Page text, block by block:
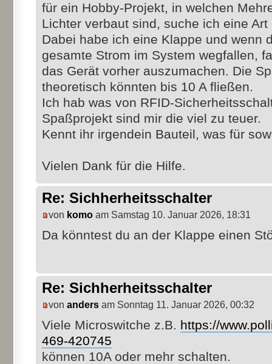
für ein Hobby-Projekt, in welchen
Lichter verbaut sind, suche ich eine
Dabei habe ich eine Klappe und wenn
gesamte Strom im System wegfallen,
das Gerät vorher auszumachen. Die
theoretisch könnten bis 10 A fließen.
Ich hab was von RFID-
Spaßprojekt sind mir die viel zu teuer.
Kennt ihr irgendein Bauteil, was für
Vielen Dank für die Hilfe.
Re: Sichherheitsschalter
von komo am Samstag 10. Januar 2026, 18:31
Da könntest du an der Klappe einen
Re: Sichherheitsschalter
von anders am Sonntag 11. Januar 2026, 00:32
Viele Microswitche z.B. https://
469-420745
können 10A oder mehr schalten.